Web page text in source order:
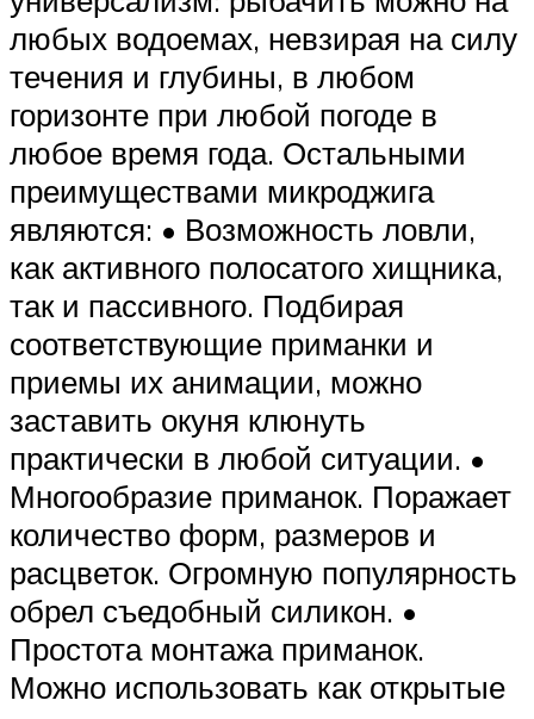
любых водоемах, невзирая на силу
течения и глубины, в любом
горизонте при любой погоде в
любое время года. Остальными
преимуществами микроджига
являются: • Возможность ловли,
как активного полосатого хищника,
так и пассивного. Подбирая
соответствующие приманки и
приемы их анимации, можно
заставить окуня клюнуть
практически в любой ситуации. •
Многообразие приманок. Поражает
количество форм, размеров и
расцветок. Огромную популярность
обрел съедобный силикон. •
Простота монтажа приманок.
Можно использовать как открытые